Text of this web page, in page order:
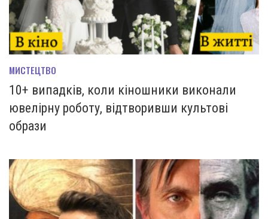
МИСТЕЦТВО
10+ випадків, коли кіношники виконали
ювелірну роботу, відтворивши культові
образи